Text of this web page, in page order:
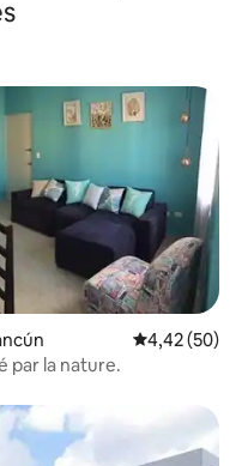
Évaluation
4,42 (50)
par la nature.